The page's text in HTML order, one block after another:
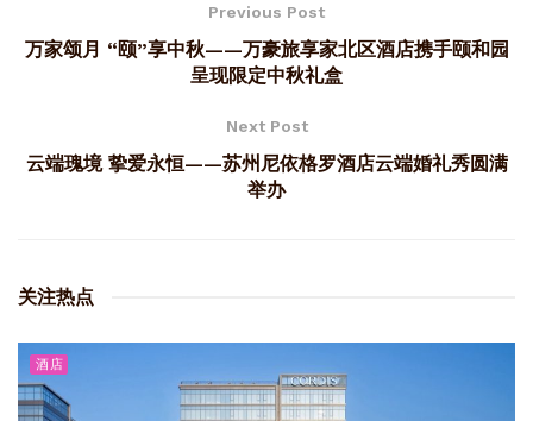
Previous Post
万家颂月 “颐”享中秋——万豪旅享家北区酒店携手颐和园
呈现限定中秋礼盒
Next Post
云端瑰境 挚爱永恒——苏州尼依格罗酒店云端婚礼秀圆满
举办
关注热点
酒店